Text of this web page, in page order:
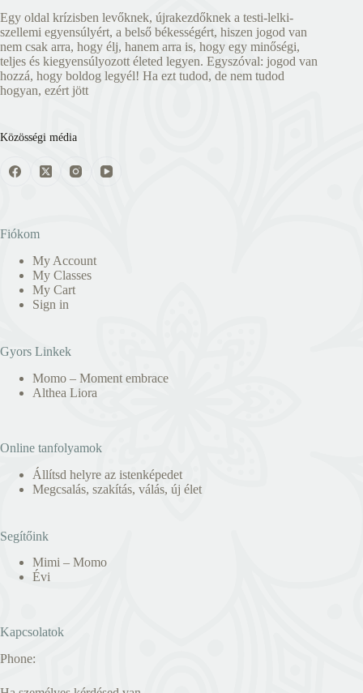
Egy oldal krízisben levőknek, újrakezdőknek a testi-lelki-
szellemi egyensúlyért, a belső békességért, hiszen jogod van
nem csak arra, hogy élj, hanem arra is, hogy egy minőségi,
teljes és kiegyensúlyozott életed legyen. Egyszóval: jogod van
hozzá, hogy boldog legyél! Ha ezt tudod, de nem tudod
hogyan, ezért jött
Közösségi média
Fiókom
My Account
My Classes
My Cart
Sign in
Gyors Linkek
Momo – Moment embrace
Althea Liora
Online tanfolyamok
Állítsd helyre az istenképedet
Megcsalás, szakítás, válás, új élet
Segítőink
Mimi – Momo
Évi
Kapcsolatok
Phone: